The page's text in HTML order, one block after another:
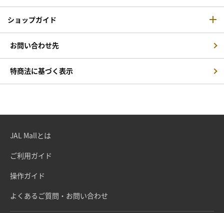
ショップガイド
お問い合わせ先
特商法に基づく表示
JAL Mallとは
ご利用ガイド
操作ガイド
よくあるご質問・お問い合わせ